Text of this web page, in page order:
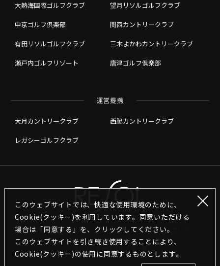
このウェブサイトでは、快適な使用環境のために、
Cookie(クッキー)を利用しています。同意いただける
場合は「同意する」を、クリックしてください。
このウェブサイトを引き続き使用することにより､
Cookie(クッキー)の使用に同意するものとします｡
大熱海国際ゴルフクラブ 望月リソルゴルフクラブ
中京ゴルフ倶楽部 関西カントリークラブ
有田リソルゴルフクラブ 三木よかわカントリークラブ
瀬戸内ゴルフリゾート 唐津ゴルフ倶楽部
運営提携
大月カントリークラブ 西脇カントリークラブ
レガシーゴルフクラブ
RESOLグループリンク グループプライバシーポリシー